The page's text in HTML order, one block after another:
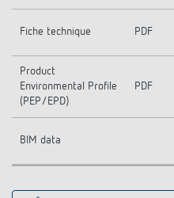
Fiche technique PDF
Product
Environmental Profile
(PEP/EPD)
PDF
BIM data